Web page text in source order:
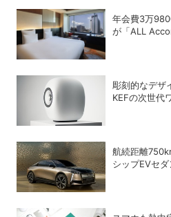
年会費3万
が「ALL
彫刻的なデザ
KEFの次世代
航続距離
シップEVセ